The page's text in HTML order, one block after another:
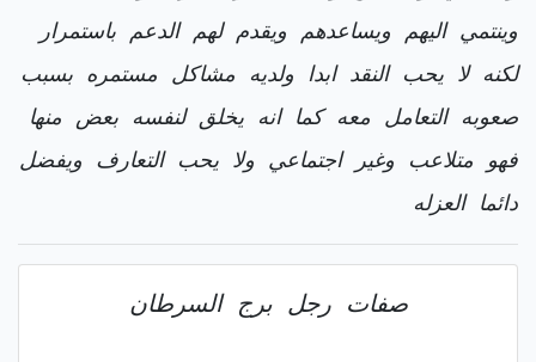
وينتمي اليهم ويساعدهم ويقدم لهم الدعم باستمرار
لكنه لا يحب النقد ابدا ولديه مشاكل مستمره بسبب
صعوبه التعامل معه كما انه يخلق لنفسه بعض منها
فهو متلاعب وغير اجتماعي ولا يحب التعارف ويفضل
دائما العزله
صفات رجل برج السرطان